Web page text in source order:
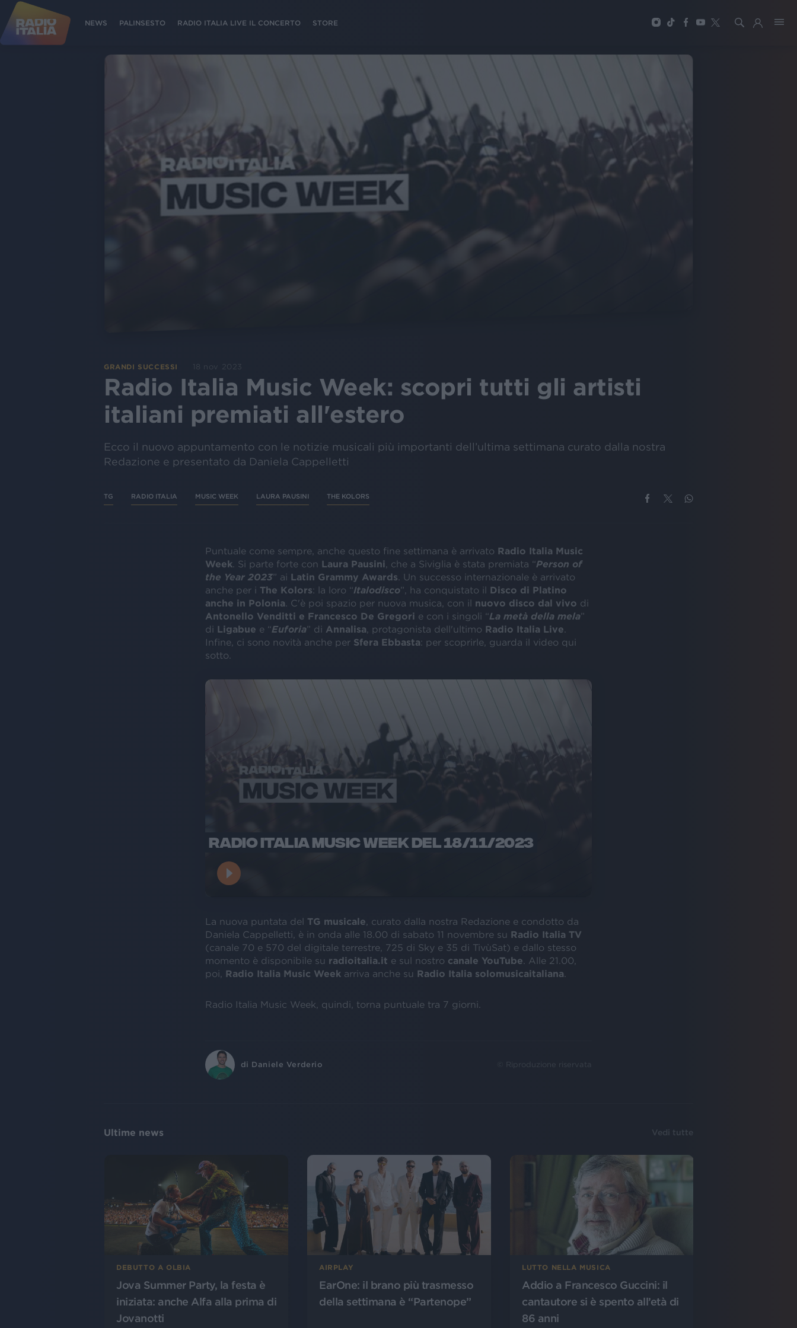
NEWS PALINSESTO RADIO ITALIA LIVE IL CONCERTO STORE
GRANDI SUCCESSI 18 nov 2023
Radio Italia Music Week: scopri tutti gli artisti
italiani premiati all'estero
Ecco il nuovo appuntamento con le notizie musicali più importanti dell’ultima settimana curato dalla nostra
Redazione e presentato da Daniela Cappelletti
TG RADIO ITALIA MUSIC WEEK LAURA PAUSINI THE KOLORS
Puntuale come sempre, anche questo fine settimana è arrivato Radio Italia Music
Week . Si parte forte con Laura Pausini , che a Siviglia è stata premiata “Person of
the Year 2023” ai Latin Grammy Awards . Un successo internazionale è arrivato
anche per i The Kolors: la loro “Italodisco”, ha conquistato il Disco di Platino
anche in Polonia . C'è poi spazio per nuova musica, con il nuovo disco dal vivo di
Antonello Venditti e Francesco De Gregori e con i singoli “La metà della mela”
di Ligabue e “Euforia” di Annalisa , protagonista dell'ultimo Radio Italia Live
Infine, ci sono novità anche per Sfera Ebbasta: per scoprirle, guarda il video qui
sotto.
RADIO ITALIA MUSIC WEEK DEL 18/11/2023
La nuova puntata del TG musicale , curato dalla nostra Redazione e condotto da
Daniela Cappelletti, è in onda alle 18.00 di sabato 11 novembre su Radio Italia TV
(canale 70 e 570 del digitale terrestre, 725 di Sky e 35 di TivùSat) e dallo stesso
momento è disponibile su radioitalia.it e sul nostro canale YouTube . Alle 21.00,
poi, Radio Italia Music Week arriva anche su Radio Italia solomusicaitaliana
Radio Italia Music Week, quindi, torna puntuale tra 7 giorni.
di Daniele Verderio © Riproduzione riservata
Ultime news Vedi tutte
DEBUTTO A OLBIA
Jova Summer Party, la festa è
iniziata: anche Alfa alla prima di
Jovanotti
AIRPLAY
EarOne: il brano più trasmesso
della settimana è “Partenope”
LUTTO NELLA MUSICA
Addio a Francesco Guccini: il
cantautore si è spento all’età di
86 anni